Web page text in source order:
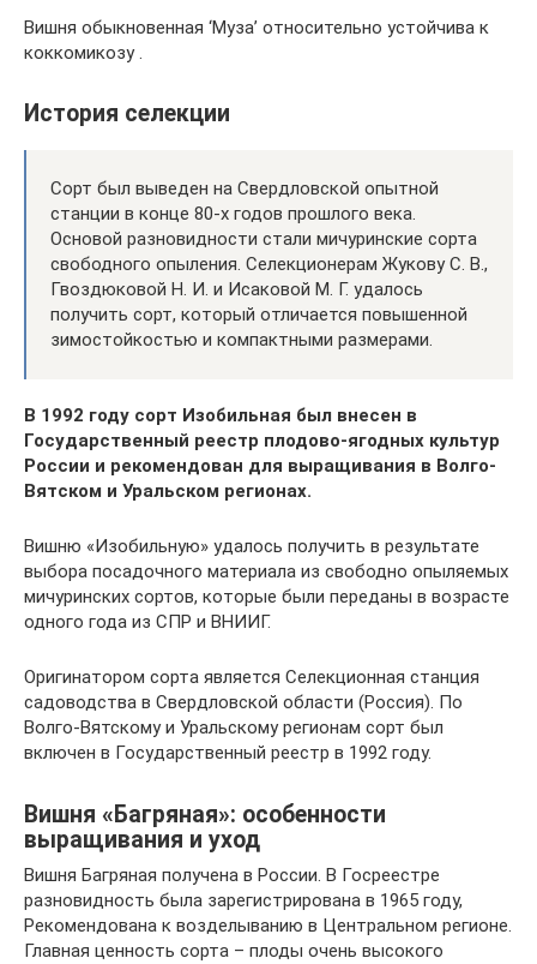
Вишня обыкновенная ‘Муза’ относительно устойчива к
коккомикозу .
История селекции
Сорт был выведен на Свердловской опытной
станции в конце 80-х годов прошлого века.
Основой разновидности стали мичуринские сорта
свободного опыления. Селекционерам Жукову С. В.,
Гвоздюковой Н. И. и Исаковой М. Г. удалось
получить сорт, который отличается повышенной
зимостойкостью и компактными размерами.
В 1992 году сорт Изобильная был внесен в
Государственный реестр плодово-ягодных культур
России и рекомендован для выращивания в Волго-
Вятском и Уральском регионах.
Вишню «Изобильную» удалось получить в результате
выбора посадочного материала из свободно опыляемых
мичуринских сортов, которые были переданы в возрасте
одного года из СПР и ВНИИГ.
Оригинатором сорта является Селекционная станция
садоводства в Свердловской области (Россия). По
Волго-Вятскому и Уральскому регионам сорт был
включен в Государственный реестр в 1992 году.
Вишня «Багряная»: особенности
выращивания и уход
Вишня Багряная получена в России. В Госреестре
разновидность была зарегистрирована в 1965 году,
Рекомендована к возделыванию в Центральном регионе.
Главная ценность сорта – плоды очень высокого